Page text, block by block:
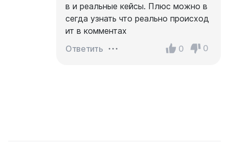
в и реальные кейсы. Плюс можно в
сегда узнать что реально происход
ит в комментах
Ответить
0 0